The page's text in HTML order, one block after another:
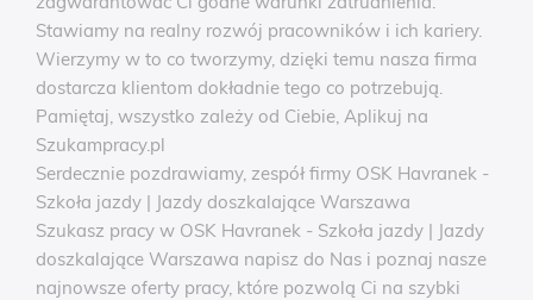
Stawiamy na realny rozwój pracowników i ich kariery.
Wierzymy w to co tworzymy, dzięki temu nasza firma
dostarcza klientom dokładnie tego co potrzebują.
Pamiętaj, wszystko zależy od Ciebie, Aplikuj na
Szukampracy.pl
Serdecznie pozdrawiamy, zespół firmy OSK Havranek -
Szkoła jazdy | Jazdy doszkalające Warszawa
Szukasz pracy w OSK Havranek - Szkoła jazdy | Jazdy
doszkalające Warszawa napisz do Nas i poznaj nasze
najnowsze oferty pracy, które pozwolą Ci na szybki